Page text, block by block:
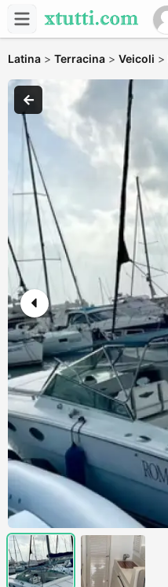
Latina > Terracina > Veicoli >